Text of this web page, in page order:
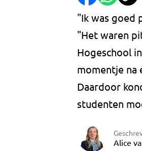
"Ik was goed
"Het waren
Hogeschool
momentje na
Daardoor
studenten
Alice